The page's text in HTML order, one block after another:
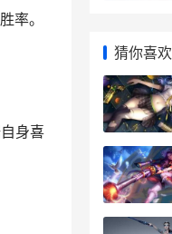
率。
身喜
猜你喜欢